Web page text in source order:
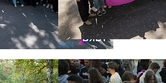
2024